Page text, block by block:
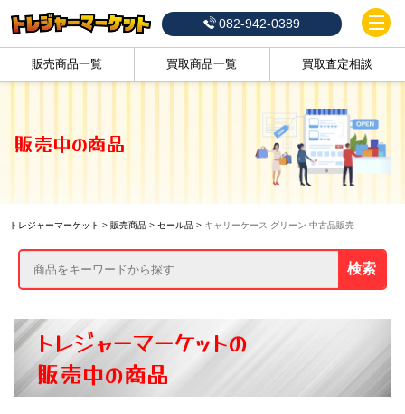
082-942-0389
販売商品一覧 買取商品一覧 買取査定相談
販売中の商品
トレジャーマーケット > 販売商品> セール品> キャリーケース グリーン 中古品販売
検索
トレジャーマーケットの
販売中の商品